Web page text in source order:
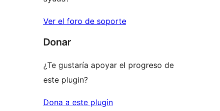
Ver el foro de soporte
Donar
¿Te gustaría apoyar el progreso de
este plugin?
Dona a este plugin